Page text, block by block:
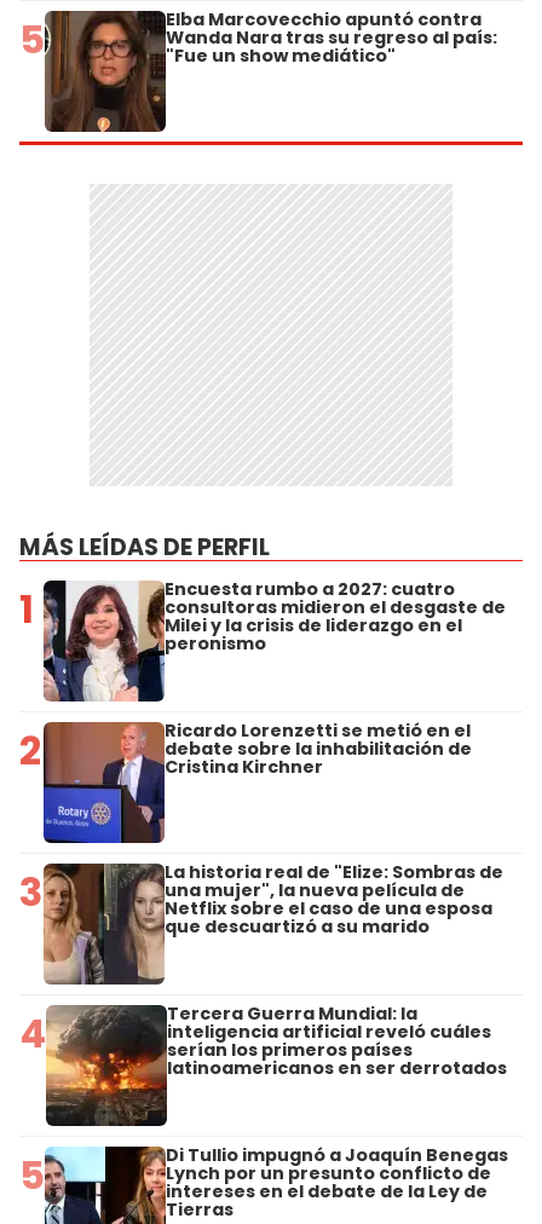
5 Elba Marcovecchio apuntó contra
Wanda Nara tras su regreso al país:
"Fue un show mediático"
MÁS LEÍDAS DE PERFIL
1 Encuesta rumbo a 2027: cuatro
consultoras midieron el desgaste de
Milei y la crisis de liderazgo en el
peronismo
2 Ricardo Lorenzetti se metió en el
debate sobre la inhabilitación de
Cristina Kirchner
3 La historia real de "Elize: Sombras de
una mujer", la nueva película de
Netflix sobre el caso de una esposa
que descuartizó a su marido
4 Tercera Guerra Mundial: la
inteligencia artificial reveló cuáles
serían los primeros países
latinoamericanos en ser derrotados
5 Di Tullio impugnó a Joaquín Benegas
Lynch por un presunto conflicto de
intereses en el debate de la Ley de
Tierras